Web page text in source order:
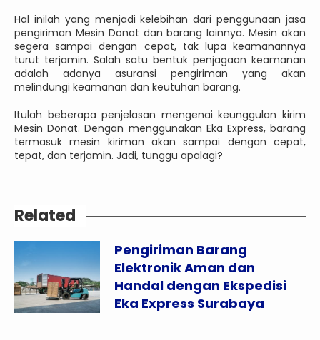
Hal inilah yang menjadi kelebihan dari penggunaan jasa
pengiriman Mesin Donat dan barang lainnya. Mesin akan
segera sampai dengan cepat, tak lupa keamanannya
turut terjamin. Salah satu bentuk penjagaan keamanan
adalah adanya asuransi pengiriman yang akan
melindungi keamanan dan keutuhan barang.
Itulah beberapa penjelasan mengenai keunggulan kirim
Mesin Donat. Dengan menggunakan Eka Express, barang
termasuk mesin kiriman akan sampai dengan cepat,
tepat, dan terjamin. Jadi, tunggu apalagi?
Related
Pengiriman Barang
Elektronik Aman dan
Handal dengan Ekspedisi
Eka Express Surabaya